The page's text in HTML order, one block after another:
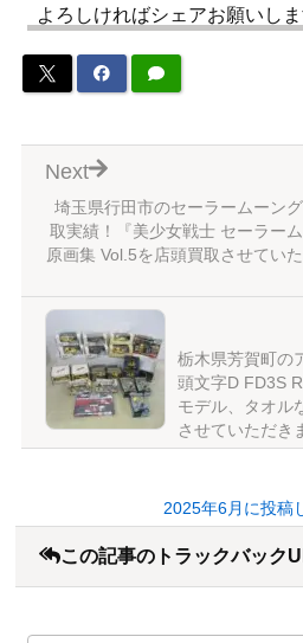
よろしければシェアお願いし
埼玉県行田市のセーラームーン
取実績！『美少女戦士 セーラーム
原画集 Vol.5を店頭買取させてい
Next
栃木県芳賀町の
頭文字D FD3S
モデル、タオル
させていただき
2025年6月に投稿
この記事のトラックバック